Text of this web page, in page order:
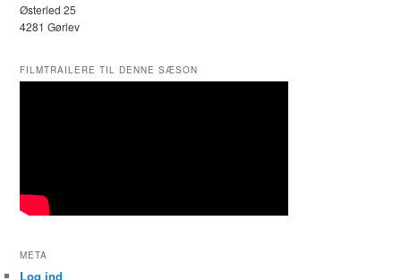
Østerled 25
4281 Gørlev
FILMTRAILERE TIL DENNE SÆSON
META
Log ind